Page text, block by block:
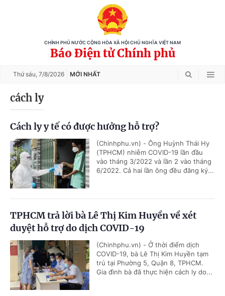
CHÍNH PHỦ NƯỚC CỘNG HÒA XÃ HỘI CHỦ NGHĨA VIỆT NAM
Báo Điện tử Chính phủ
Thứ sáu, 7/8/2026 MỚI NHẤT
cách ly
Cách ly y tế có được hưởng hỗ trợ?
(Chinhphu.vn) - Ông Huỳnh Thái Hy
(TPHCM) nhiễm COVID-19 lần đầu
vào tháng 3/2022 và lần 2 vào tháng
6/2022. Cả hai lần ông đều đăng ký...
TPHCM trả lời bà Lê Thị Kim Huyền về xét
duyệt hỗ trợ do dịch COVID-19
(Chinhphu.vn) - Ở thời điểm dịch
COVID-19, bà Lê Thị Kim Huyền tạm
trú tại Phường 5, Quận 8, TPHCM.
Gia đình bà đã thực hiện cách ly do...